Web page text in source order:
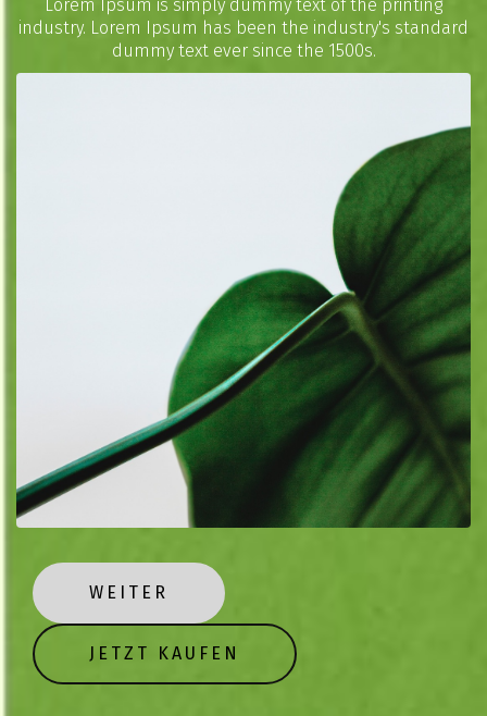
Lorem Ipsum is simply dummy text of the printing
industry. Lorem Ipsum has been the industry's standard
dummy text ever since the 1500s.
WEITER
JETZT KAUFEN